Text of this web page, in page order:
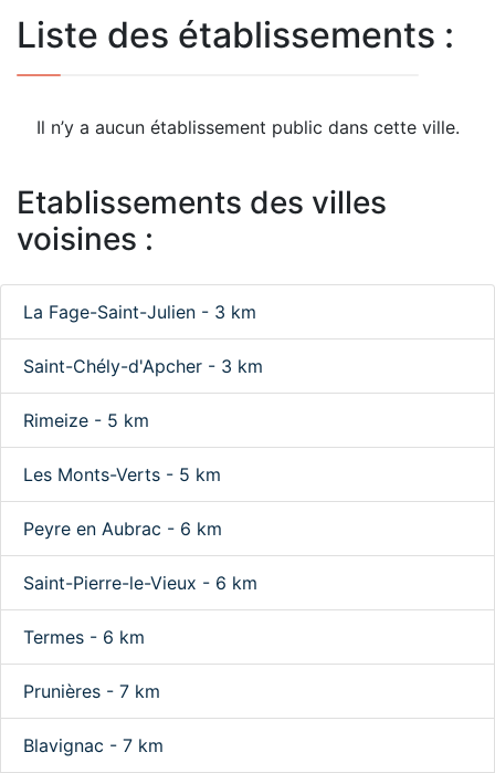
Liste des établissements :
Il n’y a aucun établissement public dans cette ville.
Etablissements des villes
voisines :
La Fage-Saint-Julien - 3 km
Saint-Chély-d'Apcher - 3 km
Rimeize - 5 km
Les Monts-Verts - 5 km
Peyre en Aubrac - 6 km
Saint-Pierre-le-Vieux - 6 km
Termes - 6 km
Prunières - 7 km
Blavignac - 7 km